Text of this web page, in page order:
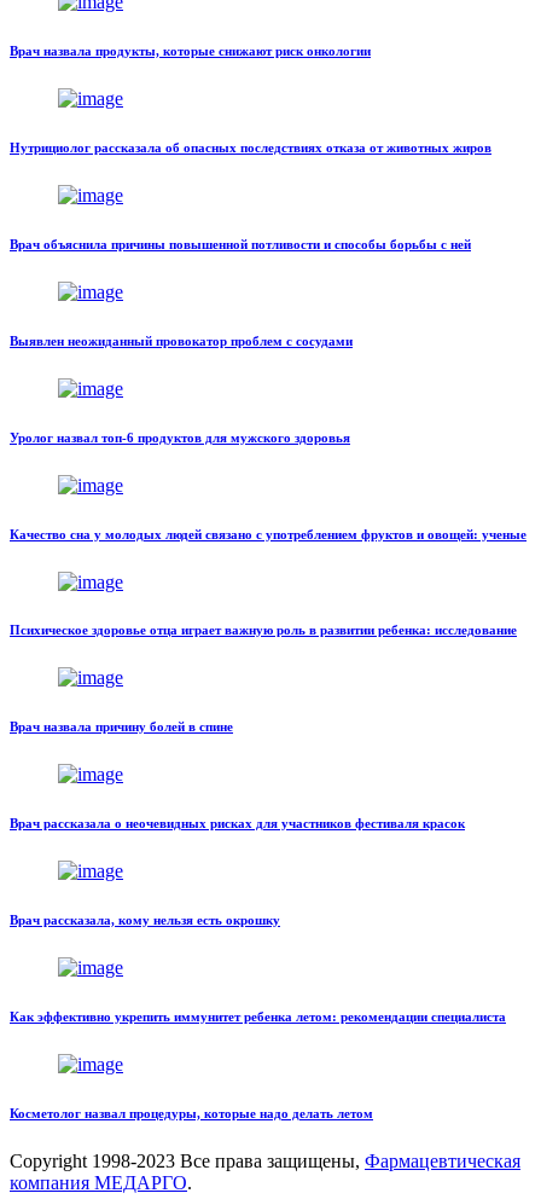
Врач назвала продукты, которые снижают риск онкологии
Нутрициолог рассказала об опасных последствиях отказа от животных жиров
Врач объяснила причины повышенной потливости и способы борьбы с ней
Выявлен неожиданный провокатор проблем с сосудами
Уролог назвал топ-6 продуктов для мужского здоровья
Качество сна у молодых людей связано с употреблением фруктов и овощей: ученые
Психическое здоровье отца играет важную роль в развитии ребенка: исследование
Врач назвала причину болей в спине
Врач рассказала о неочевидных рисках для участников фестиваля красок
Врач рассказала, кому нельзя есть окрошку
Как эффективно укрепить иммунитет ребенка летом: рекомендации специалиста
Косметолог назвал процедуры, которые надо делать летом
Copyright 1998-2023 Все права защищены, Фармацевтическая
компания МЕДАРГО.